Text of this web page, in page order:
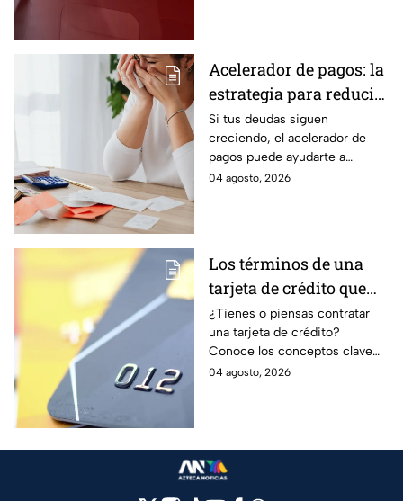
Acelerador de pagos: la
estrategia para reducir
tus deudas más rápido
y recuperar el control
de tus finanzas
Si tus deudas siguen
creciendo, el acelerador de
pagos puede ayudarte a
ordenar tus finanzas, priorizar
04 agosto, 2026
Los términos de una
tarjeta de crédito que
debes entender para
evitar deudas
¿Tienes o piensas contratar
una tarjeta de crédito?
Conoce los conceptos clave
como CAT, fecha de corte,
04 agosto, 2026